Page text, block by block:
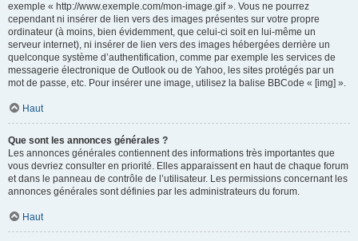
exemple « http://www.exemple.com/mon-image.gif ». Vous ne pourrez
cependant ni insérer de lien vers des images présentes sur votre propre
ordinateur (à moins, bien évidemment, que celui-ci soit en lui-même un
serveur internet), ni insérer de lien vers des images hébergées derrière un
quelconque système d’authentification, comme par exemple les services de
messagerie électronique de Outlook ou de Yahoo, les sites protégés par un
mot de passe, etc. Pour insérer une image, utilisez la balise BBCode « [img] ».
Haut
Que sont les annonces générales ?
Les annonces générales contiennent des informations très importantes que
vous devriez consulter en priorité. Elles apparaissent en haut de chaque forum
et dans le panneau de contrôle de l’utilisateur. Les permissions concernant les
annonces générales sont définies par les administrateurs du forum.
Haut